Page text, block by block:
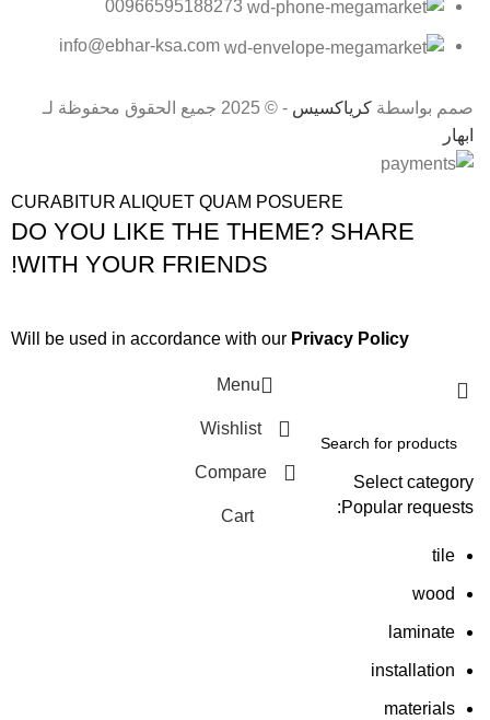
00966595188273
info@ebhar-ksa.com
صمم بواسطة كرياكسيس - © 2025 جميع الحقوق محفوظة لـ
ابهار
CURABITUR ALIQUET QUAM POSUERE
DO YOU LIKE THE THEME? SHARE
WITH YOUR FRIENDS!
Will be used in accordance with our Privacy Policy
Select category
Popular requests:
tile
wood
laminate
installation
materials
Menu
Wishlist
Compare
Cart